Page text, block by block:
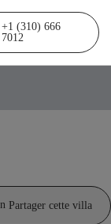
+1 (310) 666
7012
Partager cette villa